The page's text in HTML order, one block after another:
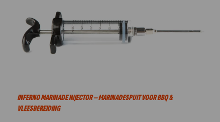
INFERNO MARINADE INJECTOR – MARINADESPUIT VOOR BBQ &
VLEESBEREIDING